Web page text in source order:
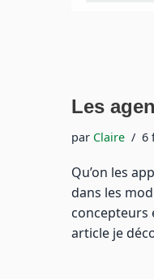
Les
par Claire 6
Qu’on les
dans les
concepteurs
article je